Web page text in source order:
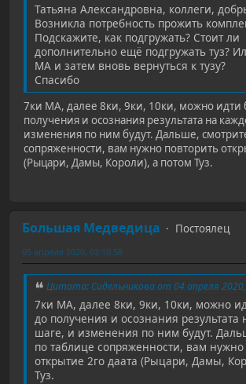
Татьяна Александровна, коллеги,
Возникла потребность прожить
Подскажите, как подгружать? Стоит ли
дополнительно ещё подгружать туз?
МА и затем вновь вернуться к тузу?
Спасибо
7ки МА, далее 8ки, 9ки, 10ки, можно идти
получения и осознания результата на
изменения по ним будут. Дальше,
сопряженности, вам нужно повторить
(Рыцари, Дамы, Короли), а потом Туз.
Большая Медведица
Постоялец
05 апреля 2020, 02:10:58
Цитата: Сидельникова от 04 апреля
7ки МА, далее 8ки, 9ки, 10ки, можно
до получения и осознания результата
шаге, и изменения по ним будут.
по таблице сопряженности, вам нужно
открытие 2го даата (Рыцари, Дамы,
Туз.